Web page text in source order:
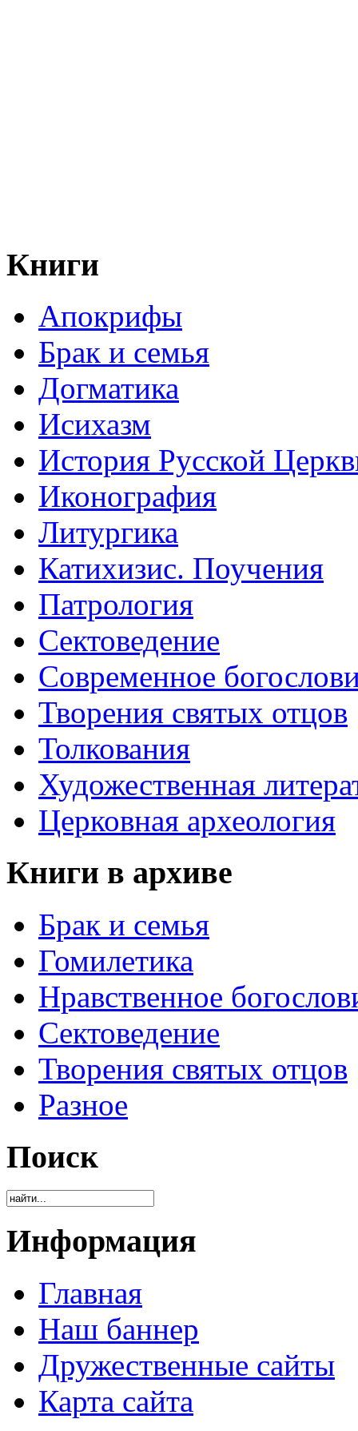
Книги
Апокрифы
Брак и семья
Догматика
Исихазм
История Русской
Иконография
Литургика
Катихизис. Поучения
Патрология
Сектоведение
Современное
Творения святых отцов
Толкования
Художественная
Церковная археология
Книги в архиве
Брак и семья
Гомилетика
Нравственное
Сектоведение
Творения святых отцов
Разное
Поиск
Информация
Главная
Наш баннер
Дружественные сайты
Карта сайта